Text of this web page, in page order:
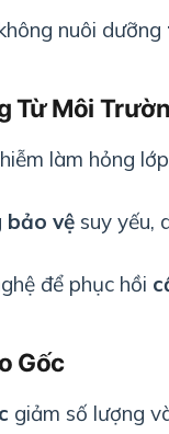
nuôi dưỡng
Từ Môi
làm hỏng
bảo vệsuy yếu,
để phục hồi
Gốc
giảm số lượng